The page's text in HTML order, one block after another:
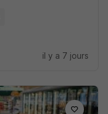
il y a 7 jours